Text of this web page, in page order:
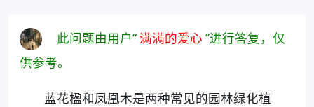
此问题由用户“ 满满的爱心 ”进行答复，仅
供参考。
蓝花楹和凤凰木是两种常见的园林绿化植